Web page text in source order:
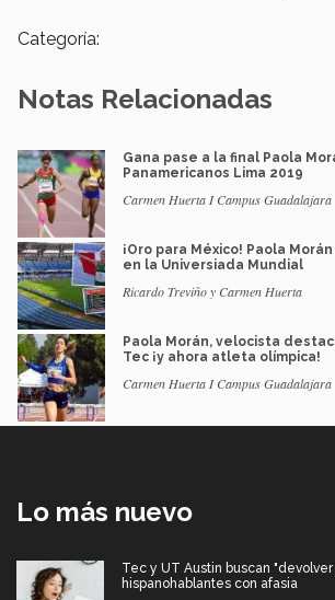
Categoría:
Notas Relacionadas
Gana pase a la final Paola
Panamericanos Lima 2019
Carmen Huerta I Campus Guadalajara
¡Oro para México! Paola
en la Universiada Mundial
Ricardo Treviño y Carmen Huerta
Paola Morán, velocista
Tec ¡y ahora atleta olímpica!
Carmen Huerta I Campus Guadalajara
Lo más nuevo
Tec y UT Austin buscan "devolver
hispanohablantes con afasia